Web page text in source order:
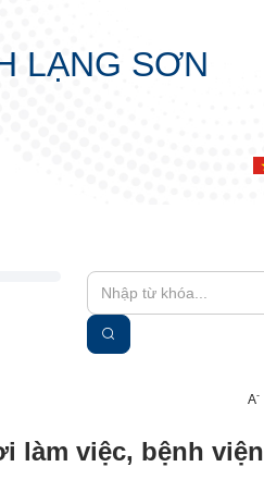
LẠNG SƠN
A-
làm việc, bệnh viện